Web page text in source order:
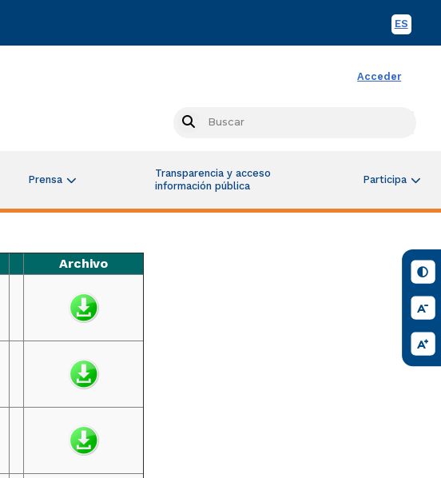
ES
Acceder
Prensa
Transparencia y acceso
información pública
Participa
Archivo